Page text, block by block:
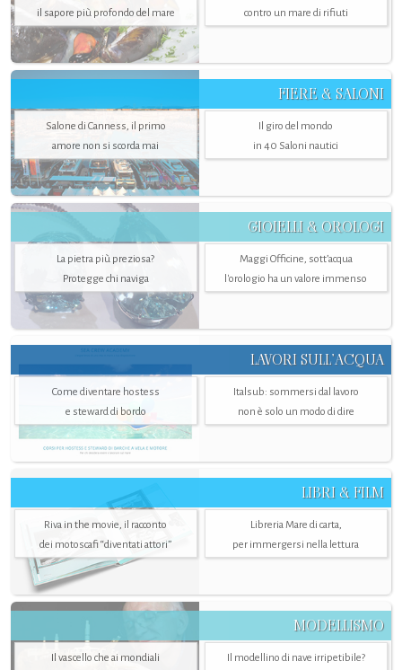
il sapore più profondo del mare
contro un mare di rifiuti
FIERE & SALONI
Salone di Canness, il primo
amore non si scorda mai
Il giro del mondo
in 40 Saloni nautici
GIOIELLI & OROLOGI
La pietra più preziosa?
Protegge chi naviga
Maggi Officine, sott’acqua
l'orologio ha un valore immenso
LAVORI SULL’ACQUA
Come diventare hostess
e steward di bordo
Italsub: sommersi dal lavoro
non è solo un modo di dire
LIBRI & FILM
Riva in the movie, il racconto
dei motoscafi “diventati attori”
Libreria Mare di carta,
per immergersi nella lettura
MODELLISMO
Il vascello che ai mondiali
Il modellino di nave irripetibile?